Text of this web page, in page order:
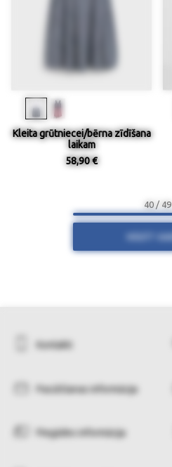
Kleita grūtniecei/bērna zīdīšana
laikam
58,90 €
40 / 49
Kontakti
Pasūtīšanas informācija
Piegādes informācija